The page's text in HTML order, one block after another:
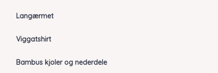
Langærmet
Viggatshirt
Bambus kjoler og nederdele